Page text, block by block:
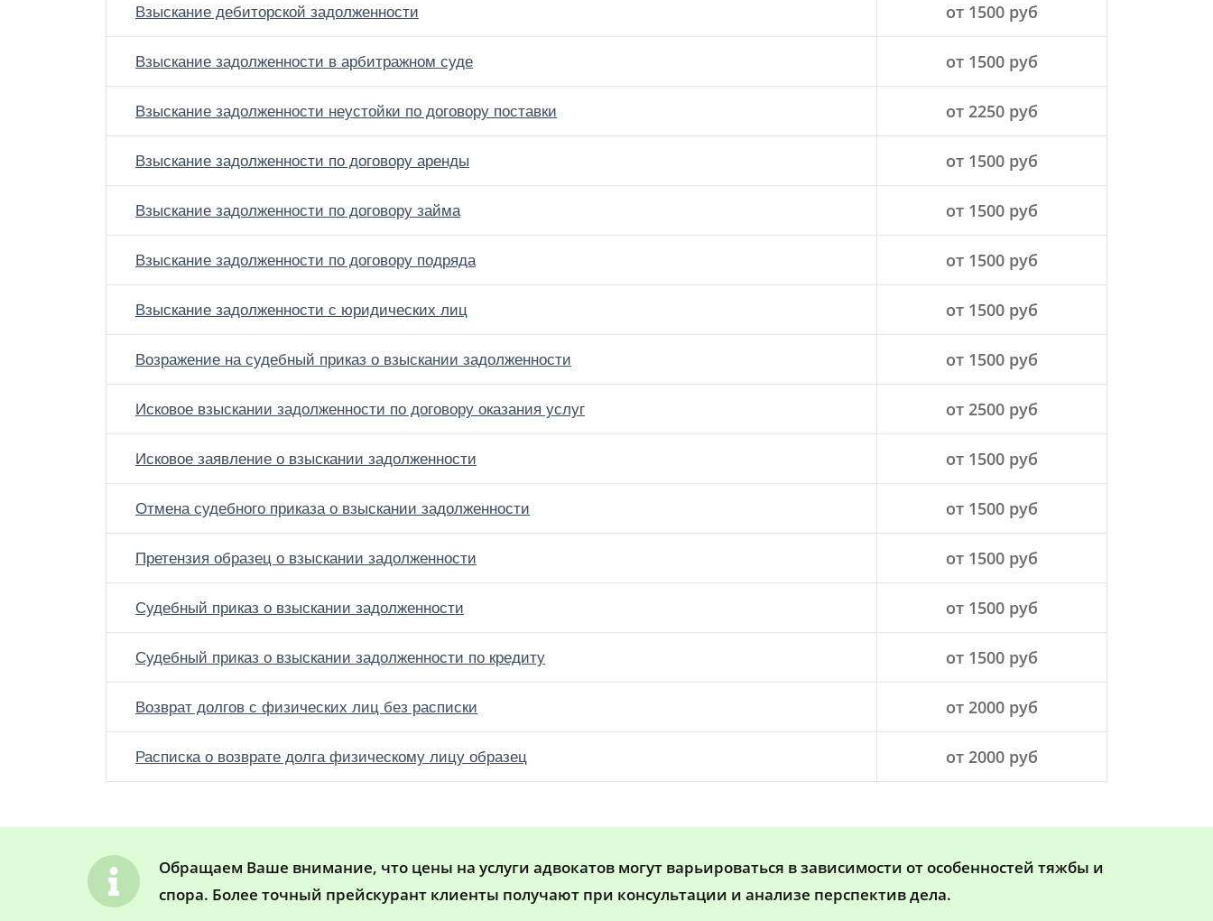
Взыскание дебиторской задолженности от 1500 руб
Взыскание задолженности в арбитражном суде от 1500 руб
Взыскание задолженности неустойки по договору поставки от 2250 руб
Взыскание задолженности по договору аренды от 1500 руб
Взыскание задолженности по договору займа от 1500 руб
Взыскание задолженности по договору подряда от 1500 руб
Взыскание задолженности с юридических лиц от 1500 руб
Возражение на судебный приказ о взыскании задолженности от 1500 руб
Исковое взыскании задолженности по договору оказания услуг от 2500 руб
Исковое заявление о взыскании задолженности от 1500 руб
Отмена судебного приказа о взыскании задолженности от 1500 руб
Претензия образец о взыскании задолженности от 1500 руб
Судебный приказ о взыскании задолженности от 1500 руб
Судебный приказ о взыскании задолженности по кредиту от 1500 руб
Возврат долгов с физических лиц без расписки от 2000 руб
Расписка о возврате долга физическому лицу образец от 2000 руб
Обращаем Ваше внимание, что цены на услуги адвокатов могут варьироваться в зависимости от особенностей тяжбы и
спора. Более точный прейскурант клиенты получают при консультации и анализе перспектив дела.